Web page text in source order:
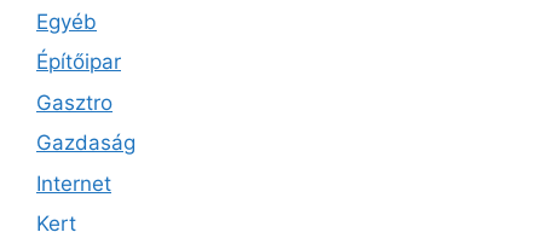
Egyéb
Építőipar
Gasztro
Gazdaság
Internet
Kert